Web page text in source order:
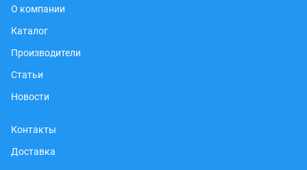
О компании
Каталог
Производители
Статьи
Новости
Контакты
Доставка